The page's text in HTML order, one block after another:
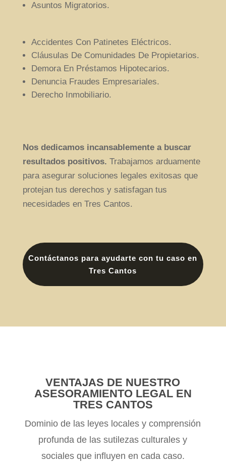
Asuntos Migratorios.
Accidentes Con Patinetes Eléctricos.
Cláusulas De Comunidades De Propietarios.
Demora En Préstamos Hipotecarios.
Denuncia Fraudes Empresariales.
Derecho Inmobiliario.
Nos dedicamos incansablemente a buscar
resultados positivos. Trabajamos arduamente
para asegurar soluciones legales exitosas que
protejan tus derechos y satisfagan tus
necesidades en Tres Cantos.
Contáctanos para ayudarte con tu caso en
Tres Cantos
VENTAJAS DE NUESTRO
ASESORAMIENTO LEGAL EN
TRES CANTOS
Dominio de las leyes locales y comprensión
profunda de las sutilezas culturales y
sociales que influyen en cada caso.